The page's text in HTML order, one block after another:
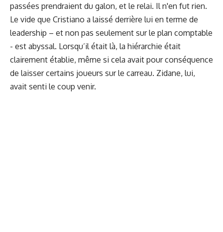
passées prendraient du galon, et le relai. Il n'en fut rien.
Le vide que Cristiano a laissé derrière lui en terme de
leadership – et non pas seulement sur le plan comptable
- est abyssal. Lorsqu’il était là, la hiérarchie était
clairement établie, même si cela avait pour conséquence
de laisser certains joueurs sur le carreau. Zidane, lui,
avait senti le coup venir.